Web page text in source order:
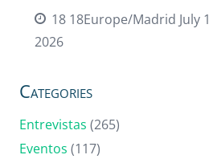
18 18Europe/Madrid July
2026
Categories
Entrevistas (265)
Eventos (117)